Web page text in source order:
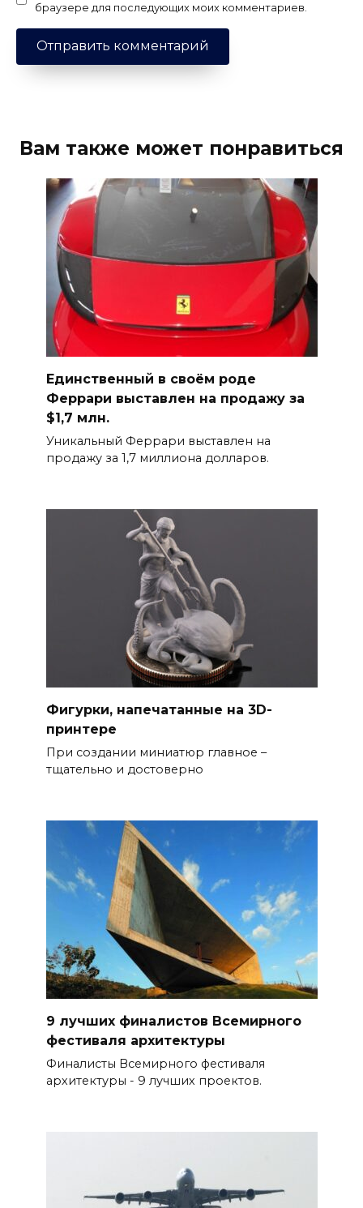
браузере для последующих моих комментариев.
Вам также может понравиться
Единственный в своём роде
Феррари выставлен на продажу за
$1,7 млн.
Уникальный Феррари выставлен на
продажу за 1,7 миллиона долларов.
Фигурки, напечатанные на 3D-
принтере
При создании миниатюр главное –
тщательно и достоверно
9 лучших финалистов Всемирного
фестиваля архитектуры
Финалисты Всемирного фестиваля
архитектуры - 9 лучших проектов.